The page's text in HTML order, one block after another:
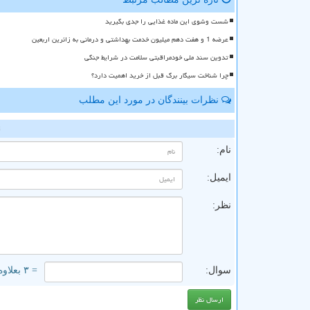
شست وشوی این ماده غذایی را جدی بگیرید
عرضه 1 و هفت دهم میلیون خدمت بهداشتی و درمانی به زائرین اربعین
تدوین سند ملی خودمراقبتی سلامت در شرایط جنگی
چرا شناخت سیگار برگ قبل از خرید اهمیت دارد؟
نظرات بینندگان در مورد این مطلب
نام:
ایمیل:
نظر:
سوال: = ۳ بعلاوه ۴